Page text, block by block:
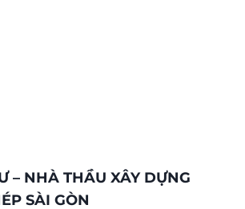
– NHÀ THẦU XÂY DỰNG
SÀI GÒN